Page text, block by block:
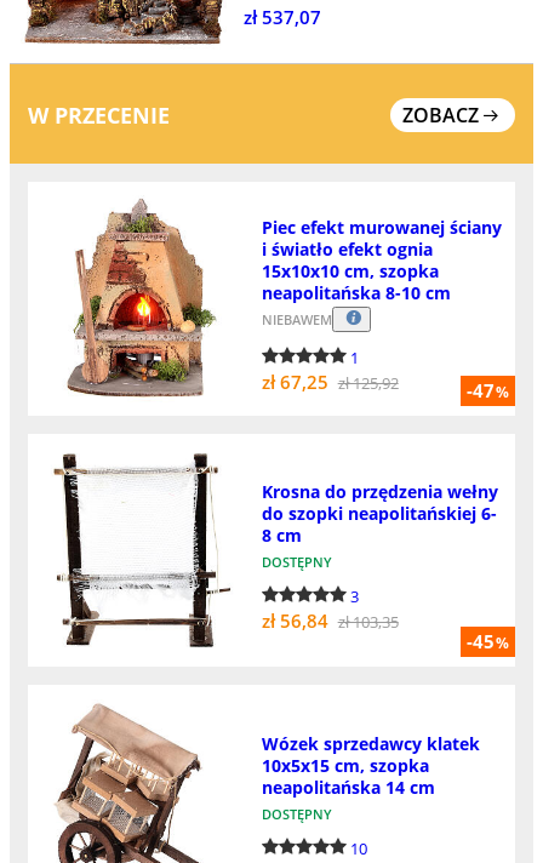
zł 537,07
W PRZECENIE ZOBACZ
-47%
Piec efekt murowanej ściany
i światło efekt ognia
15x10x10 cm, szopka
neapolitańska 8-10 cm
NIEBAWEM
1
zł 67,25 zł 125,92
-45%
Krosna do przędzenia wełny
do szopki neapolitańskiej 6-
8 cm
DOSTĘPNY
3
zł 56,84 zł 103,35
Wózek sprzedawcy klatek
10x5x15 cm, szopka
neapolitańska 14 cm
DOSTĘPNY
10